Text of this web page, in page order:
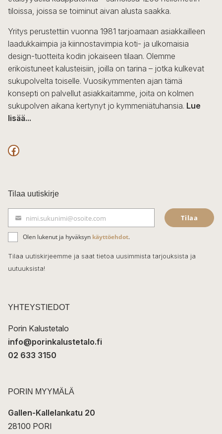
tiloissa, joissa se toiminut aivan alusta saakka.
Yritys perustettiin vuonna 1981 tarjoamaan asiakkailleen
laadukkaimpia ja kiinnostavimpia koti- ja ulkomaisia
design-tuotteita kodin jokaiseen tilaan. Olemme
erikoistuneet kalusteisiin, joilla on tarina – jotka kulkevat
sukupolvelta toiselle. Vuosikymmenten ajan tämä
konsepti on palvellut asiakkaitamme, joita on kolmen
sukupolven aikana kertynyt jo kymmeniätuhansia. Lue
lisää...
F
c
e
b
o
o
k
Tilaa uutiskirje
ä
h
k
t
nimi.sukunimi@osoite.com Tilaa
Olen lukenut ja hyväksyn käyttöehdot.
Tilaa uutiskirjeemme ja saat tietoa uusimmista tarjouksista ja
uutuuksista!
YHTEYSTIEDOT
Porin Kalustetalo
info@porinkalustetalo.fi
02 633 3150
PORIN MYYMÄLÄ
Gallen-Kallelankatu 20
28100 PORI